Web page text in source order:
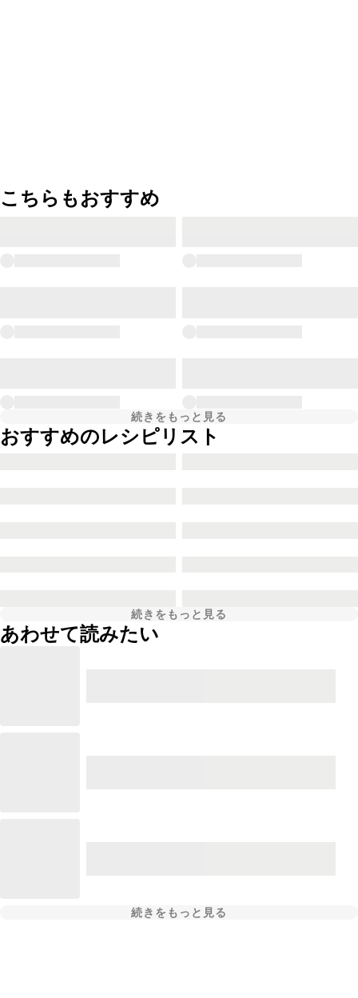
こちらもおすすめ
続きをもっと見る
おすすめのレシピリスト
続きをもっと見る
あわせて読みたい
続きをもっと見る